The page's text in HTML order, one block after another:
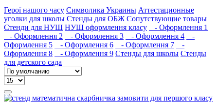
Герої нашого часу Символика Украины Аттестационные
уголки для школы Стенды для ОБЖ Сопутствующие товары
Стенди для НУШ НУШ оформлення класу
- Оформлення 1
- Оформлення 2
- Оформлення 3 - Оформлення 4
-
Оформлення 5
- Оформлення 6 - Оформлення 7
-
Оформлення 8
- Оформлення 9 Стенды для школы Стенды
для детского сада